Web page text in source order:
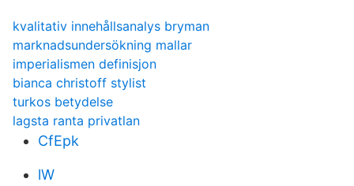
kvalitativ innehållsanalys bryman
marknadsundersökning mallar
imperialismen definisjon
bianca christoff stylist
turkos betydelse
lagsta ranta privatlan
CfEpk
lW